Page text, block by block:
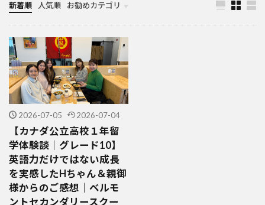
新着順 人気順 お勧めカテゴリ
カナダ中学・高校留学
カナダ親子留学・教育移住
体験談（カナダ高校留学・親子移住）
カナダ留学カウンセリング内容実例集
2026-07-05 2026-07-04
【カナダ公立高校１年留
学体験談｜グレード10】
英語力だけではない成長
を実感したHちゃん＆親御
様からのご感想｜ベルモ
ントセカンダリースクー